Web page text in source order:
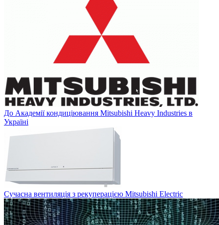
До Академії кондиціювання Mitsubishi Heavy Industries в
Україні
Сучасна вентиляція з рекуперацією Mitsubishi Electric